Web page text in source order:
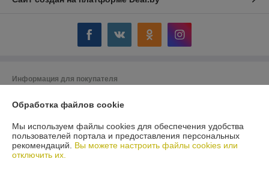
Информация для покупателя
"АкваКамея"
этаж)
Регистрационный номер ЕГР: 691306820
Обработка файлов cookie
Мы используем файлы cookies для обеспечения удобства
пользователей портала и предоставления персональных
рекомендаций. Вы можете настроить файлы cookies или
отключить их.